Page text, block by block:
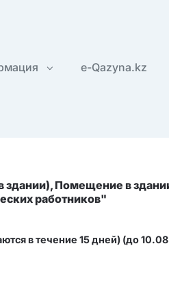
e-Qazyna.kz
Помещение в
работников"
в течение 15 дней) (до